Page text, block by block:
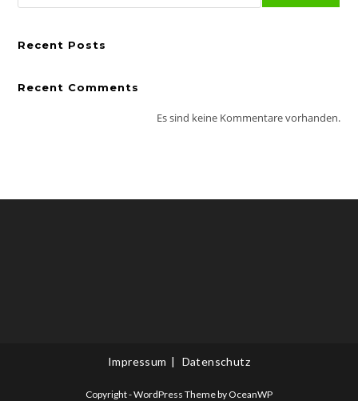
Recent Posts
Recent Comments
Es sind keine Kommentare vorhanden.
Impressum Datenschutz
Copyright - WordPress Theme by OceanWP